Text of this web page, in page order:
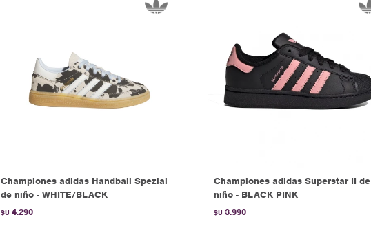
Championes adidas Handball Spezial
de niño - WHITE/BLACK
$U 4.290
Championes adidas Superstar II de
niño - BLACK PINK
$U 3.990